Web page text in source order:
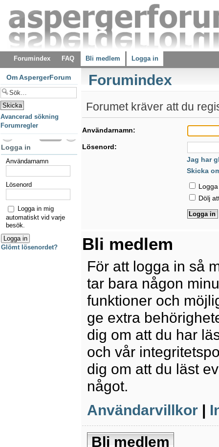
Forumindex FAQ Bli medlem Logga in
Forumindex
Forumet kräver att du
Användarnamn:
Lösenord:
Jag har
Skicka
Dölj
Bli medlem
För att logga in så
tar bara någon
funktioner och
ge extra
dig om att du har
och vår
dig om att du läst
något.
Användarvillkor |
Bli medlem
Om AspergerForum
Avancerad sökning
Forumregler
Logga in
Användarnamn
Lösenord
Logga in mig
automatiskt vid varje
besök.
Glömt lösenordet?